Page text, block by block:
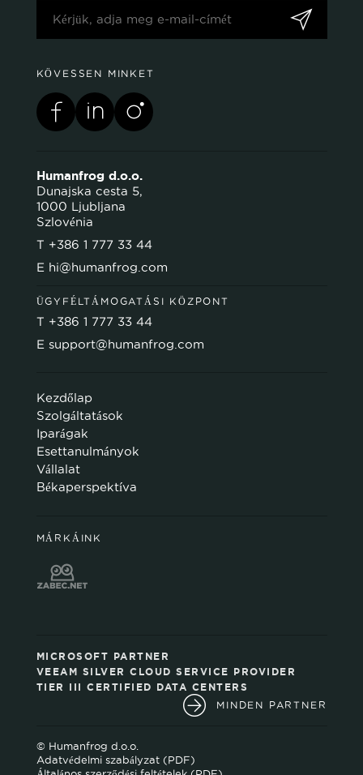
KÖVESSEN MINKET
Humanfrog d.o.o.
Dunajska cesta 5,
1000 Ljubljana
Szlovénia
T +386 1 777 33 44
E hi@humanfrog.com
ÜGYFÉLTÁMOGATÁSI KÖZPONT
T +386 1 777 33 44
E support@humanfrog.com
Kezdőlap
Szolgáltatások
Iparágak
Esettanulmányok
Vállalat
Békaperspektíva
MÁRKÁINK
MICROSOFT PARTNER
VEEAM SILVER CLOUD SERVICE PROVIDER
TIER III CERTIFIED DATA CENTERS
MINDEN PARTNER
© Humanfrog d.o.o.
Adatvédelmi szabályzat (PDF)